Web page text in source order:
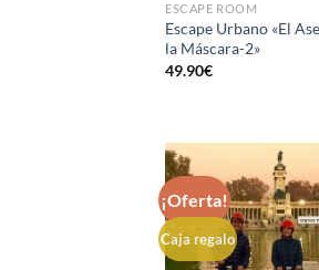
ESCAPE ROOM
Escape Urbano «El
la Máscara-2»
49.90€
¡Oferta!
Caja regalo